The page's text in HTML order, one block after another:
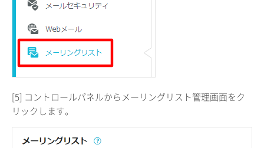
[5] コントロールパネルからメーリングリスト管理画面をク
リックします。